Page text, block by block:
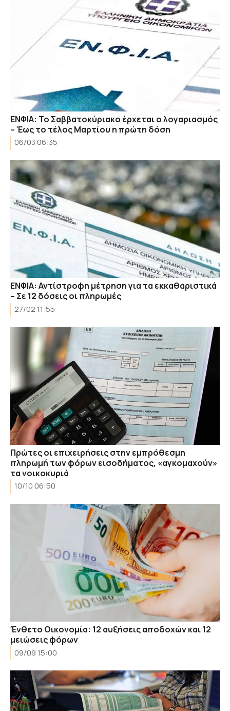
ΕΝΦΙΑ: Το Σαββατοκύριακο έρχεται ο λογαριασμός
– Έως το τέλος Μαρτίου η πρώτη δόση
06/03 06:35
ΕΝΦΙΑ: Αντίστροφη μέτρηση για τα εκκαθαριστικά
– Σε 12 δόσεις οι πληρωμές
27/02 11:55
Πρώτες οι επιχειρήσεις στην εμπρόθεσμη
πληρωμή των φόρων εισοδήματος, «αγκομαχούν»
τα νοικοκυριά
10/10 06:50
Ένθετο Οικονομία: 12 αυξήσεις αποδοχών και 12
μειώσεις φόρων
09/09 15:00